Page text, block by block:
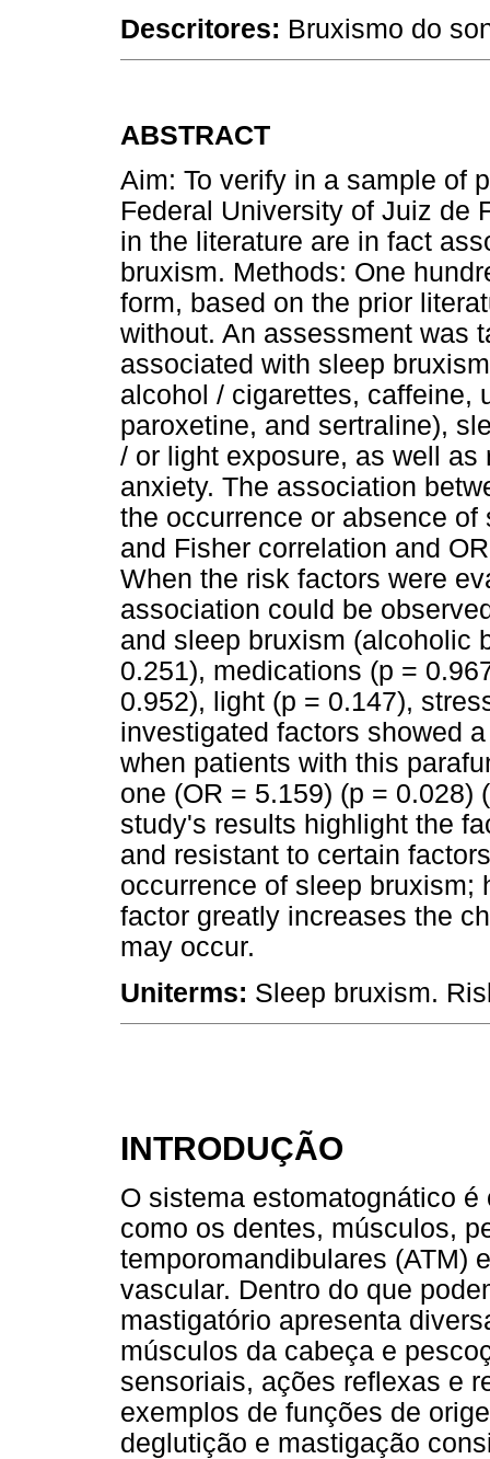
Descritores: Bruxismo do
ABSTRACT
Aim: To verify in a sample of
Federal University of Juiz de
in the literature are in fact
bruxism. Methods: One
form, based on the prior
without. An assessment was
associated with sleep
alcohol / cigarettes, caffeine,
paroxetine, and sertraline),
/ or light exposure, as well
anxiety. The association
the occurrence or absence
and Fisher correlation and
When the risk factors were
association could be
and sleep bruxism (alcoholic
0.251), medications (p =
0.952), light (p = 0.147),
investigated factors showed
when patients with this
one (OR = 5.159) (p = 0.028)
study's results highlight the
and resistant to certain
occurrence of sleep bruxism;
factor greatly increases the
may occur.
Uniterms: Sleep bruxism.
INTRODUÇÃO
O sistema estomatognático
como os dentes, músculos,
temporomandibulares (ATM)
vascular. Dentro do que
mastigatório apresenta
músculos da cabeça e
sensoriais, ações reflexas e
exemplos de funções de
deglutição e mastigação